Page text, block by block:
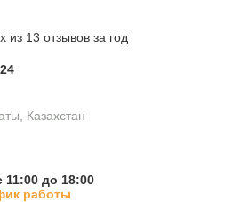
из 13 отзывов за год
Казахстан
11:00 до 18:00
работы